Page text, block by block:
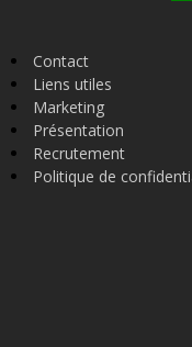
Contact
Liens utiles
Marketing
Présentation
Recrutement
Politique de